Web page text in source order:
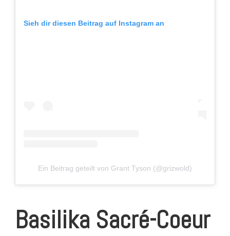
Sieh dir diesen Beitrag auf Instagram an
Ein Beitrag geteilt von Grant Tyson (@grizwold)
Basilika Sacré-Coeur